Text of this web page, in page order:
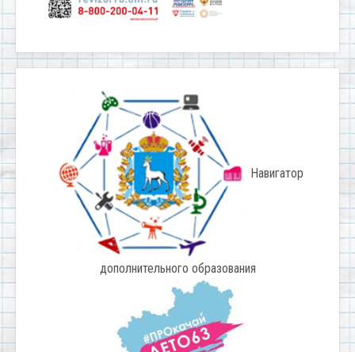
Навигатор
дополнительного образования